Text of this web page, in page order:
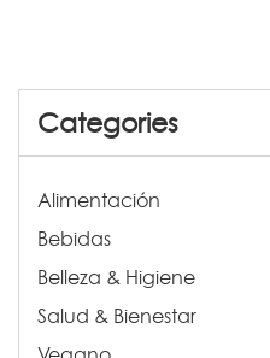
Categories
Alimentación
Bebidas
Belleza & Higiene
Salud & Bienestar